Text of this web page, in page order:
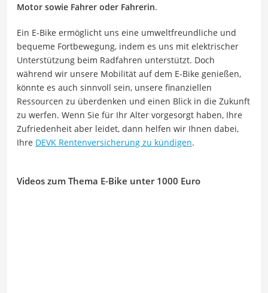
Motor sowie Fahrer oder Fahrerin.
Ein E-Bike ermöglicht uns eine umweltfreundliche und
bequeme Fortbewegung, indem es uns mit elektrischer
Unterstützung beim Radfahren unterstützt. Doch
während wir unsere Mobilität auf dem E-Bike genießen,
könnte es auch sinnvoll sein, unsere finanziellen
Ressourcen zu überdenken und einen Blick in die Zukunft
zu werfen. Wenn Sie für Ihr Alter vorgesorgt haben, Ihre
Zufriedenheit aber leidet, dann helfen wir Ihnen dabei,
Ihre DEVK Rentenversicherung zu kündigen.
Videos zum Thema E-Bike unter 1000 Euro